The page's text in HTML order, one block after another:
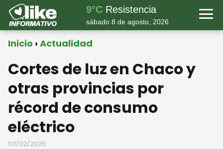
9°C Resistencia
sábado 8 de agosto, 2026
Inicio Actualidad
Cortes de luz en Chaco y
otras provincias por
récord de consumo
eléctrico
03/02/2025